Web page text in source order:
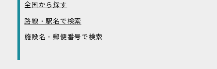
全国から探す
路線・駅名で検索
施設名・郵便番号で検索